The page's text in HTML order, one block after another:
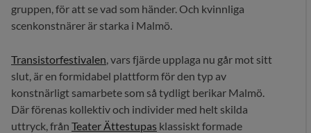
gruppen, för att se vad som händer. Och kvinnliga
scenkonstnärer är starka i Malmö.
Transistorfestivalen , vars fjärde upplaga nu går mot sitt
slut, är en formidabel plattform för den typ av
konstnärligt samarbete som så tydligt berikar Malmö.
Där förenas kollektiv och individer med helt skilda
uttryck, från Teater Ättestupas klassiskt formade